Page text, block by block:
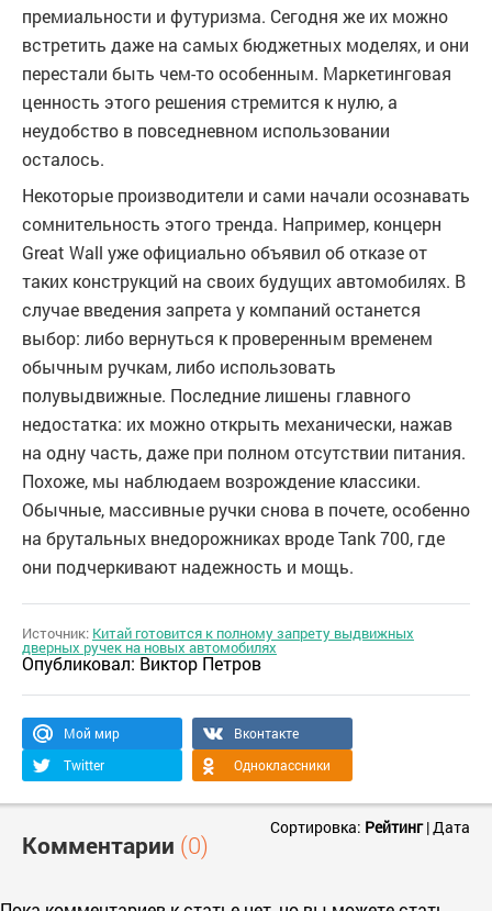
премиальности и футуризма. Сегодня же их можно
встретить даже на самых бюджетных моделях, и они
перестали быть чем-то особенным. Маркетинговая
ценность этого решения стремится к нулю, а
неудобство в повседневном использовании
осталось.
Некоторые производители и сами начали осознавать
сомнительность этого тренда. Например, концерн
Great Wall уже официально объявил об отказе от
таких конструкций на своих будущих автомобилях. В
случае введения запрета у компаний останется
выбор: либо вернуться к проверенным временем
обычным ручкам, либо использовать
полувыдвижные. Последние лишены главного
недостатка: их можно открыть механически, нажав
на одну часть, даже при полном отсутствии питания.
Похоже, мы наблюдаем возрождение классики.
Обычные, массивные ручки снова в почете, особенно
на брутальных внедорожниках вроде Tank 700, где
они подчеркивают надежность и мощь.
Источник: Китай готовится к полному запрету выдвижных
дверных ручек на новых автомобилях
Опубликовал: Виктор Петров
Мой мир
Вконтакте
Twitter
Одноклассники
Комментарии (0)
Сортировка: Рейтинг|Дата